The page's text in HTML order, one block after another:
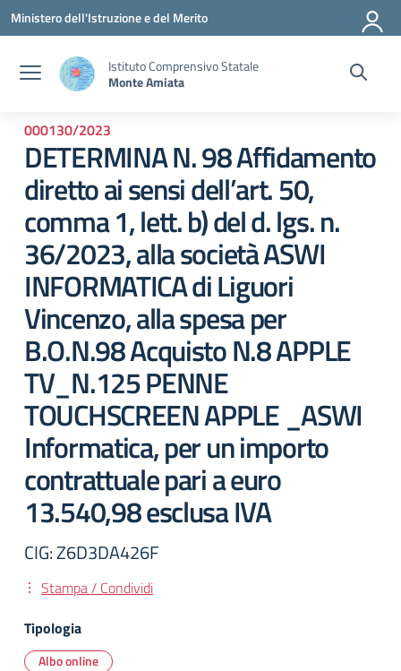
Vai ai contenuti
Vai al menu di navigazione
Vai al footer
Ministero dell'Istruzione e del Merito
Istituto Comprensivo Statale
Monte Amiata
000130/2023
DETERMINA N. 98 Affidamento
diretto ai sensi dell’art. 50,
comma 1, lett. b) del d. lgs. n.
36/2023, alla società ASWI
INFORMATICA di Liguori
Vincenzo, alla spesa per
B.O.N.98 Acquisto N.8 APPLE
TV_N.125 PENNE
TOUCHSCREEN APPLE _ASWI
Informatica, per un importo
contrattuale pari a euro
13.540,98 esclusa IVA
CIG: Z6D3DA426F
Stampa / Condividi
Tipologia
Albo online